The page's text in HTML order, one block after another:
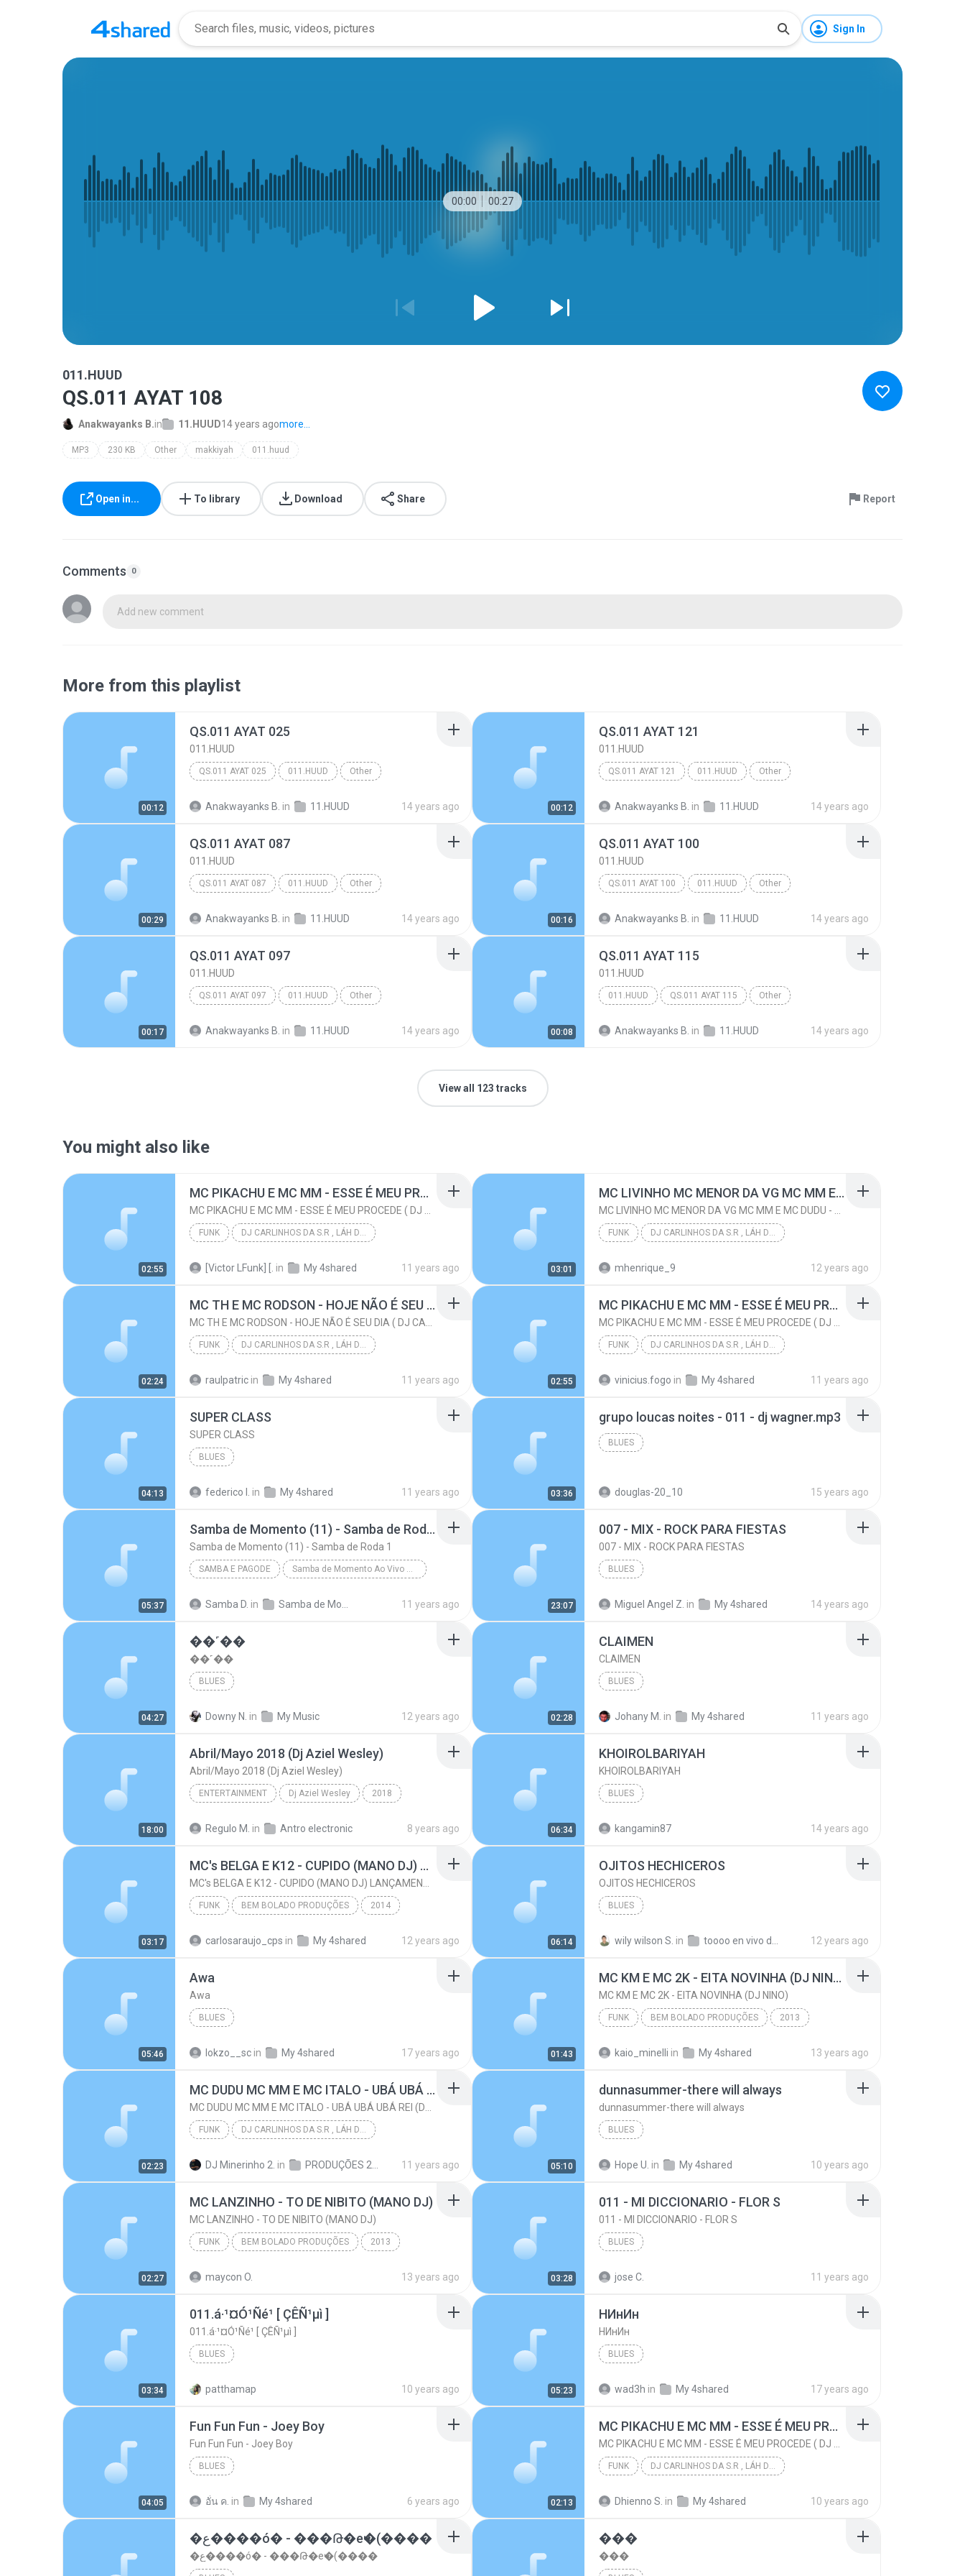
Sign In
00:00 00:27
011.HUUD
QS.011 AYAT 108
Anakwayanks B.in 11.HUUD14 years agomore...
MP3 230 KB Other makkiyah 011.huud
Open in... To library Download Share Report
Comments 0
Add new comment
More from this playlist
00:12
QS.011 AYAT 025
011.HUUD
QS.011 AYAT 025 011.HUUD Other
Anakwayanks B. in 11.HUUD 14 years ago 00:12
QS.011 AYAT 121
011.HUUD
QS.011 AYAT 121 011.HUUD Other
Anakwayanks B. in 11.HUUD 14 years ago
00:29
QS.011 AYAT 087
011.HUUD
QS.011 AYAT 087 011.HUUD Other
Anakwayanks B. in 11.HUUD 14 years ago 00:16
QS.011 AYAT 100
011.HUUD
QS.011 AYAT 100 011.HUUD Other
Anakwayanks B. in 11.HUUD 14 years ago
00:17
QS.011 AYAT 097
011.HUUD
QS.011 AYAT 097 011.HUUD Other
Anakwayanks B. in 11.HUUD 14 years ago 00:08
QS.011 AYAT 115
011.HUUD
011.HUUD QS.011 AYAT 115 Other
Anakwayanks B. in 11.HUUD 14 years ago
View all 123 tracks
You might also like
02:55
MC PIKACHU E MC MM - ESSE É MEU PROCEDE ( DJ CARLINHOS DA S.R )
FUNK DJ CARLINHOS DA S.R , LÁH DA SÃO RAFAEL .
[Victor LFunk] [. in My 4shared 11 years ago 03:01
MC LIVINHO MC MENOR DA VG MC MM E MC DUDU - TREINAMENTO DAS PEPECA ( DJ CARLINHOS DA S.R )
FUNK DJ CARLINHOS DA S.R , LÁH DA SÃO RAFAEL .
mhenrique_9 12 years ago
02:24
MC TH E MC RODSON - HOJE NÃO É SEU DIA ( DJ CARLINHOS DA S.R )
FUNK DJ CARLINHOS DA S.R , LÁH DA SÃO RAFAEL .
raulpatric in My 4shared 11 years ago 02:55
MC PIKACHU E MC MM - ESSE É MEU PROCEDE ( DJ CARLINHOS DA S.R )
FUNK DJ CARLINHOS DA S.R , LÁH DA SÃO RAFAEL .
vinicius.fogo in My 4shared 11 years ago
04:13
SUPER CLASS
SUPER CLASS
BLUES
federico I. in My 4shared 11 years ago 03:36
grupo loucas noites - 011 - dj wagner.mp3
BLUES
douglas-20_10 15 years ago
05:37
Samba de Momento (11) - Samba de Roda 1
Samba de Momento (11) - Samba de Roda 1
SAMBA E PAGODE Samba de Momento Ao Vivo 2015
Samba D. in 11 years ago 23:07
007 - MIX - ROCK PARA FIESTAS
007 - MIX - ROCK PARA FIESTAS
BLUES
Miguel Angel Z. in My 4shared 14 years ago
04:27
��˹��
��˹��
BLUES
Downy N. in My Music 12 years ago 02:28
CLAIMEN
CLAIMEN
BLUES
Johany M. in My 4shared 11 years ago
18:00
Abril/Mayo 2018 (Dj Aziel Wesley)
Abril/Mayo 2018 (Dj Aziel Wesley)
ENTERTAINMENT Dj Aziel Wesley 2018
Regulo M. in Antro electronic 8 years ago 06:34
KHOIROLBARIYAH
KHOIROLBARIYAH
BLUES
kangamin87 14 years ago
03:17
MC's BELGA E K12 - CUPIDO (MANO DJ) LANÇAMENTO 2014
FUNK BEM BOLADO PRODUÇÕES 2014
carlosaraujo_cps in My 4shared 12 years ago 06:14
OJITOS HECHICEROS
OJITOS HECHICEROS
BLUES
wily wilson S. in 12 years ago
05:46
Awa
Awa
BLUES
lokzo__sc in My 4shared 17 years ago 01:43
MC KM E MC 2K - EITA NOVINHA (DJ NINO)
MC KM E MC 2K - EITA NOVINHA (DJ NINO)
FUNK BEM BOLADO PRODUÇÕES 2013
kaio_minelli in My 4shared 13 years ago
02:23
MC DUDU MC MM E MC ITALO - UBÁ UBÁ UBÁ REI (DJ CARLINHOS DA S.R - 2015 )
FUNK DJ CARLINHOS DA S.R , LÁH DA SÃO RAFAEL .
DJ Minerinho 2. in 11 years ago 05:10
dunnasummer-there will always
dunnasummer-there will always
BLUES
Hope U. in My 4shared 10 years ago
02:27
MC LANZINHO - TO DE NIBITO (MANO DJ)
MC LANZINHO - TO DE NIBITO (MANO DJ)
FUNK BEM BOLADO PRODUÇÕES 2013
maycon O. 13 years ago 03:28
011 - MI DICCIONARIO - FLOR S
011 - MI DICCIONARIO - FLOR S
BLUES
jose C. 11 years ago
03:34
011.á·¹¤Ó¹Ñé¹ [ ÇÊÑ¹µì ]
011.á·¹¤Ó¹Ñé¹ [ ÇÊÑ¹µì ]
BLUES
patthamap 10 years ago 05:23
НИнИн
НИнИн
BLUES
wad3h in My 4shared 17 years ago
04:05
Fun Fun Fun - Joey Boy
Fun Fun Fun - Joey Boy
BLUES
อั๋น ค. in My 4shared 6 years ago 02:13
MC PIKACHU E MC MM - ESSE É MEU PROCEDE ( DJ CARLINHOS DA S.R )
FUNK DJ CARLINHOS DA S.R , LÁH DA SÃO RAFAEL .
Dhienno S. in My 4shared 10 years ago
�ع����ó� - ���Թ�еҹ�(����
�ع����ó� - ���Թ�еҹ�(����
���
���